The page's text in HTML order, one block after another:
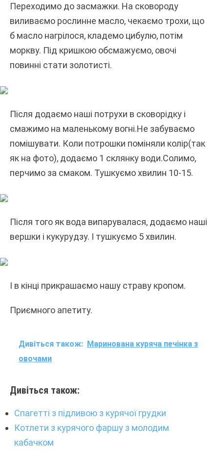
Переходимо до засмажки. На сковороду
виливаємо рослинне масло, чекаємо трохи, що
б масло нагрілося, кладемо цибулю, потім
моркву. Під кришкою обсмажуємо, овочі
повинні стати золотисті.
Після додаємо наші потрухи в сковорідку і
смажимо на маленькому вогні.Не забуваємо
помішувати. Коли потрошки поміняли колір(так
як на фото), додаємо 1 склянку води.Солимо,
перчимо за смаком. Тушкуємо хвилин 10-15.
Після того як вода випарувалася, додаємо наші
вершки і кукурудзу. І тушкуємо 5 хвилин.
І в кінці прикрашаємо нашу страву кропом.
Приємного апетиту.
Дивіться також: Маринована куряча печінка з
овочами
Дивіться також:
Спагетті з підливою з курячої грудки
Котлети з курячого фаршу з молодим
кабачком